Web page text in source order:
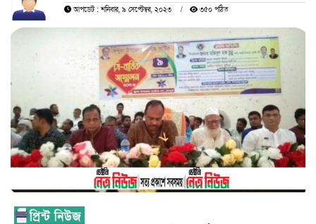
আপডেট : শনিবার, ৯ সেপ্টেম্বর, ২০২৩ ৩৫০ পঠিত